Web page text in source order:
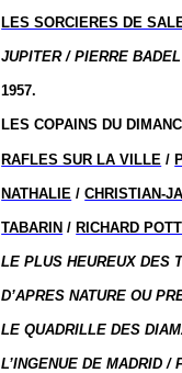
LES SORCIERES DE
JUPITER / PIERRE
1957.
LES COPAINS DU
RAFLES SUR LA VILLE /
NATHALIE /CHRISTIAN-
TABARIN / RICHARD
LE PLUS HEUREUX DES
D’APRES NATURE OU
LE QUADRILLE DES
L’INGENUE DE MADRID /